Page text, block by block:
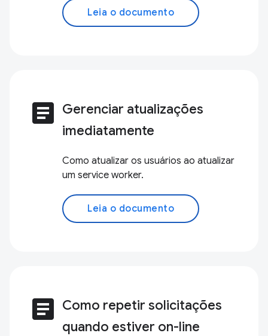
Leia o documento
article Gerenciar atualizações
imediatamente
Como atualizar os usuários ao atualizar
um service worker.
Leia o documento
article Como repetir solicitações
quando estiver on-line